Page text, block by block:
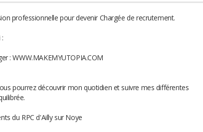
professionnelle pour devenir Chargée de recrutement.
: WWW.MAKEMYUTOPIA.COM
pourrez découvrir mon quotidien et suivre mes différentes
du RPC d'Ailly sur Noye